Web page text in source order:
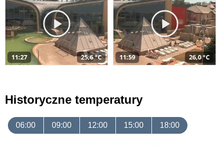
11:27 25,6 °C 11:59 26,0 °C
Historyczne temperatury
06:00 09:00 12:00 15:00 18:00